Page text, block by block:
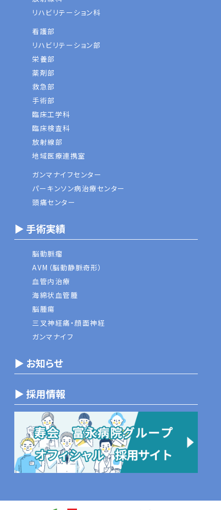
リハビリテーション科
看護部
リハビリテーション部
栄養部
薬剤部
救急部
手術部
臨床工学科
臨床検査科
放射線部
地域医療連携室
ガンマナイフセンター
パーキンソン病治療センター
頭痛センター
▶ 手術実績
脳動脈瘤
AVM（脳動静脈奇形）
血管内治療
海綿状血管腫
脳腫瘍
三叉神経痛・顔面神経
ガンマナイフ
▶ お知らせ
▶ 採用情報